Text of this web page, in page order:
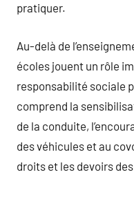
pratiquer.
Au-delà de
écoles jouent un rôle
responsabilité sociale
comprend la
de la conduite,
des véhicules et au
droits et les devoirs